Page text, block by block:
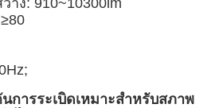
การระเบิดเหมาะสำหรับสภาพ